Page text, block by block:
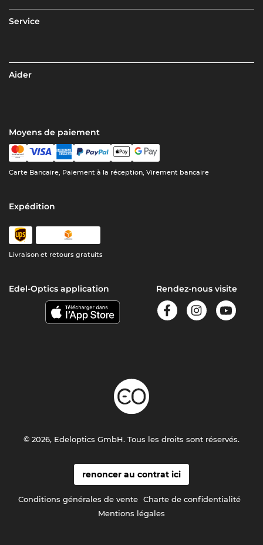
Service
Aider
Moyens de paiement
Carte Bancaire, Paiement à la réception, Virement bancaire
Expédition
Livraison et retours gratuits
Edel-Optics application Rendez-nous visite
renoncer au contrat ici
Conditions générales de vente Charte de confidentialité
Mentions légales
© 2026, Edeloptics GmbH. Tous les droits sont réservés.